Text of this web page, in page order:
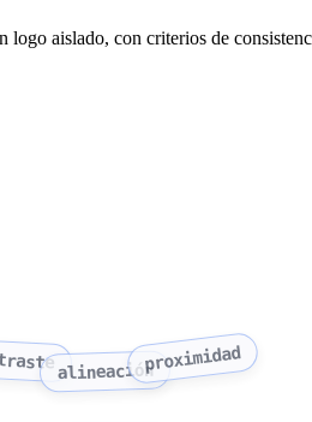
aislado, con criterios de
alineaciónproximidad